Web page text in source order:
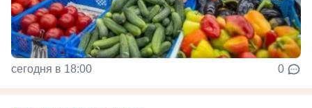
сегодня в 18:00 0